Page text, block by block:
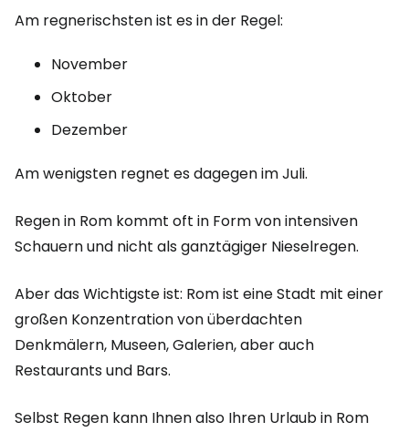
Am regnerischsten ist es in der Regel:
November
Oktober
Dezember
Am wenigsten regnet es dagegen im Juli.
Regen in Rom kommt oft in Form von intensiven
Schauern und nicht als ganztägiger Nieselregen.
Aber das Wichtigste ist: Rom ist eine Stadt mit einer
großen Konzentration von überdachten
Denkmälern, Museen, Galerien, aber auch
Restaurants und Bars.
Selbst Regen kann Ihnen also Ihren Urlaub in Rom